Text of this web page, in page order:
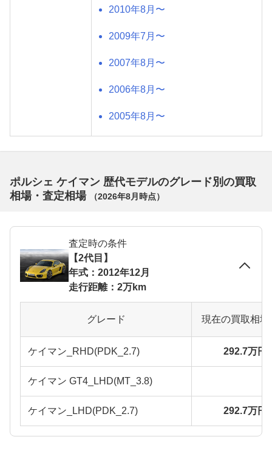
2010年8月〜
2009年7月〜
2007年8月〜
2006年8月〜
2005年8月〜
ポルシェ ケイマン 歴代モデルのグレード別の買取
相場・査定相場
（2026年8月 時点）
査定時の条件
【2代目】
年式：2012年12月
走行距離：2万km
グレード 現在の買取相
ケイマン_RHD(PDK_2.7) 292.7万円
ケイマン GT4_LHD(MT_3.8)
ケイマン_LHD(PDK_2.7) 292.7万円